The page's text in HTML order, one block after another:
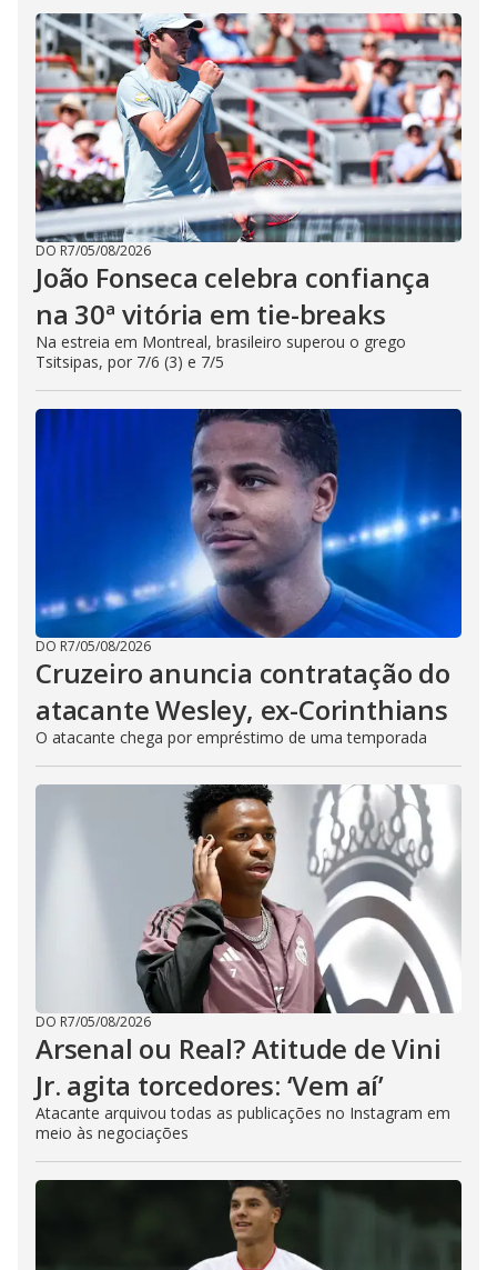
DO R7/05/08/2026
João Fonseca celebra confiança
na 30ª vitória em tie-breaks
Na estreia em Montreal, brasileiro superou o grego
Tsitsipas, por 7/6 (3) e 7/5
DO R7/05/08/2026
Cruzeiro anuncia contratação do
atacante Wesley, ex-Corinthians
O atacante chega por empréstimo de uma temporada
DO R7/05/08/2026
Arsenal ou Real? Atitude de Vini
Jr. agita torcedores: ‘Vem aí’
Atacante arquivou todas as publicações no Instagram em
meio às negociações